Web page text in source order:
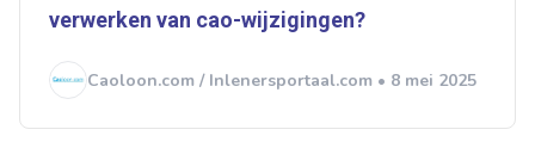
verwerken van cao-wijzigingen?
Caoloon.com / Inlenersportaal.com • 8 mei 2025